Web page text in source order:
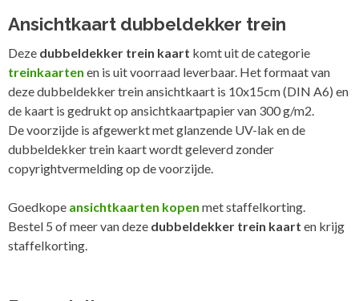
Ansichtkaart dubbeldekker trein
Deze dubbeldekker trein kaart komt uit de categorie
treinkaarten en is uit voorraad leverbaar. Het formaat van
deze dubbeldekker trein ansichtkaart is 10x15cm (DIN A6) en
de kaart is gedrukt op ansichtkaartpapier van 300 g/m2.
De voorzijde is afgewerkt met glanzende UV-lak en de
dubbeldekker trein kaart wordt geleverd zonder
copyrightvermelding op de voorzijde.
Goedkope ansichtkaarten kopen met staffelkorting.
Bestel 5 of meer van deze dubbeldekker trein kaart en krijg
staffelkorting.